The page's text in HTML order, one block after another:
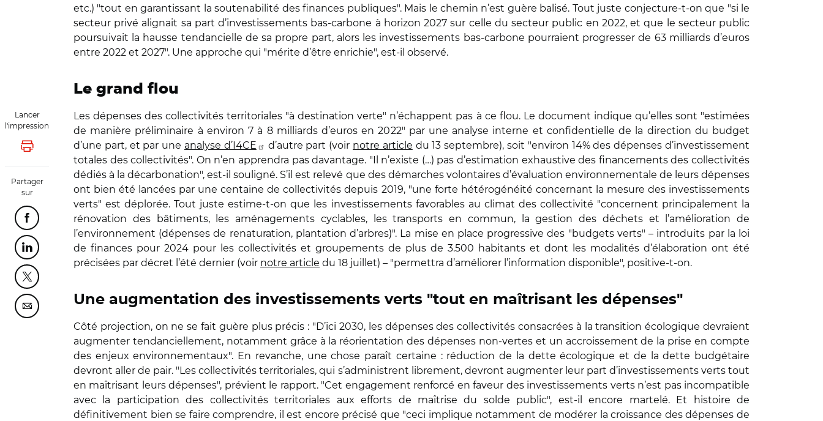
Lancer
l'impression
Lancer l'impression
Partager
sur
Partager cette page sur Facebook
Partager cette page sur Linkedin
Partager cette page sur Twitter
Partager cette page sur Courriel
etc.) "tout en garantissant la soutenabilité des finances publiques". Mais le chemin n’est guère balisé. Tout juste conjecture-t-on que "si le
secteur privé alignait sa part d’investissements bas-carbone à horizon 2027 sur celle du secteur public en 2022, et que le secteur public
poursuivait la hausse tendancielle de sa propre part, alors les investissements bas-carbone pourraient progresser de 63 milliards d’euros
entre 2022 et 2027". Une approche qui "mérite d’être enrichie", est-il observé.
Le grand flou
Les dépenses des collectivités territoriales "à destination verte" n’échappent pas à ce flou. Le document indique qu’elles sont "estimées
de manière préliminaire à environ 7 à 8 milliards d’euros en 2022" par une analyse interne et confidentielle de la direction du budget
d’une part, et par une analyse d’I4CE d’autre part (voir notre article du 13 septembre), soit "environ 14% des dépenses d’investissement
totales des collectivités". On n’en apprendra pas davantage. "Il n’existe (…) pas d’estimation exhaustive des financements des collectivités
dédiés à la décarbonation", est-il souligné. S’il est relevé que des démarches volontaires d’évaluation environnementale de leurs dépenses
ont bien été lancées par une centaine de collectivités depuis 2019, "une forte hétérogénéité concernant la mesure des investissements
verts" est déplorée. Tout juste estime-t-on que les investissements favorables au climat des collectivité "concernent principalement la
rénovation des bâtiments, les aménagements cyclables, les transports en commun, la gestion des déchets et l’amélioration de
l’environnement (dépenses de renaturation, plantation d’arbres)". La mise en place progressive des "budgets verts" – introduits par la loi
de finances pour 2024 pour les collectivités et groupements de plus de 3.500 habitants et dont les modalités d’élaboration ont été
précisées par décret l’été dernier (voir notre article du 18 juillet) – "permettra d’améliorer l’information disponible", positive-t-on.
Une augmentation des investissements verts "tout en maîtrisant les dépenses"
Côté projection, on ne se fait guère plus précis : "D’ici 2030, les dépenses des collectivités consacrées à la transition écologique devraient
augmenter tendanciellement, notamment grâce à la réorientation des dépenses non-vertes et un accroissement de la prise en compte
des enjeux environnementaux". En revanche, une chose paraît certaine : réduction de la dette écologique et de la dette budgétaire
devront aller de pair. "Les collectivités territoriales, qui s’administrent librement, devront augmenter leur part d’investissements verts tout
en maîtrisant leurs dépenses", prévient le rapport. "Cet engagement renforcé en faveur des investissements verts n’est pas incompatible
avec la participation des collectivités territoriales aux efforts de maîtrise du solde public", est-il encore martelé. Et histoire de
définitivement bien se faire comprendre, il est encore précisé que "ceci implique notamment de modérer la croissance des dépenses de